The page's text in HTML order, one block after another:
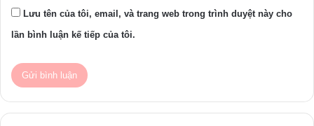
Lưu tên của tôi, email, và trang web trong trình duyệt này cho
lần bình luận kế tiếp của tôi.